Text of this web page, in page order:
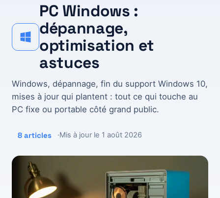
PC Windows :
dépannage,
optimisation et
astuces
Windows, dépannage, fin du support Windows 10,
mises à jour qui plantent : tout ce qui touche au
PC fixe ou portable côté grand public.
8 articles ·Mis à jour le 1 août 2026